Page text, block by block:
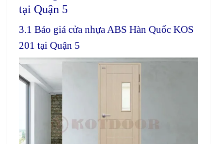
tại Quận 5
3.1 Báo giá cửa nhựa ABS Hàn Quốc KOS
201 tại Quận 5